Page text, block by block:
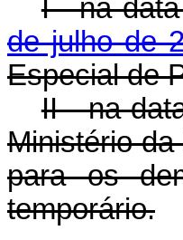
I - na
de julho de
Especial de
II - na
Ministério
para os
temporário.